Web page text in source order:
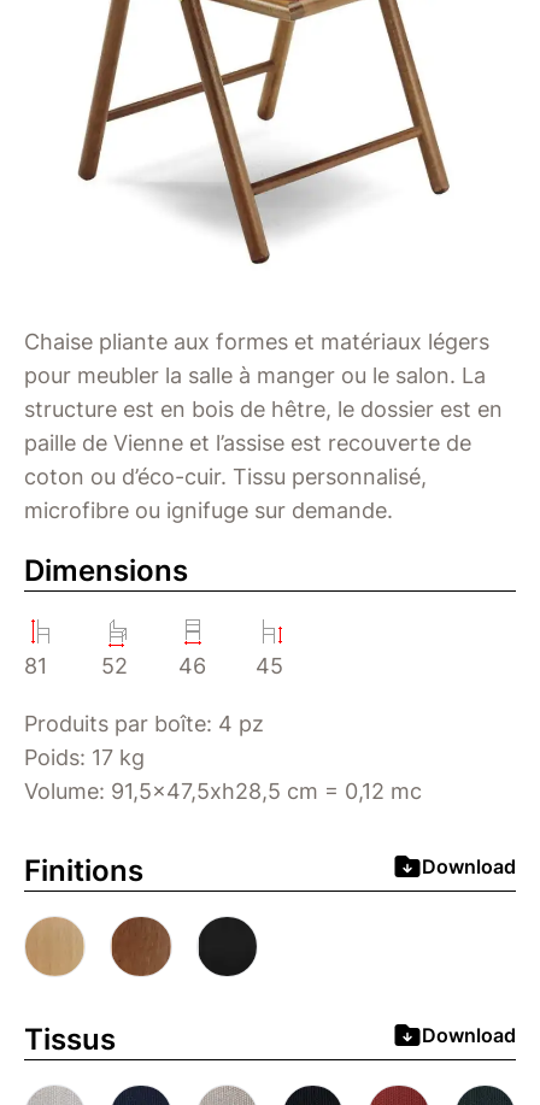
Chaise pliante aux formes et matériaux légers
pour meubler la salle à manger ou le salon. La
structure est en bois de hêtre, le dossier est en
paille de Vienne et l’assise est recouverte de
coton ou d’éco-cuir. Tissu personnalisé,
microfibre ou ignifuge sur demande.
Dimensions
81 52 46 45
Produits par boîte: 4 pz
Poids: 17 kg
Volume: 91,5x47,5xh28,5 cm = 0,12 mc
Finitions Download
Tissus Download